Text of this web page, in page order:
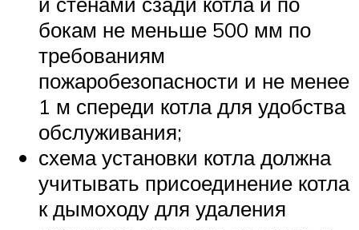
бокам не меньше 500 мм по
требованиям
пожаробезопасности и не менее
1 м спереди котла для удобства
обслуживания;
схема установки котла должна
учитывать присоединение котла
к дымоходу для удаления